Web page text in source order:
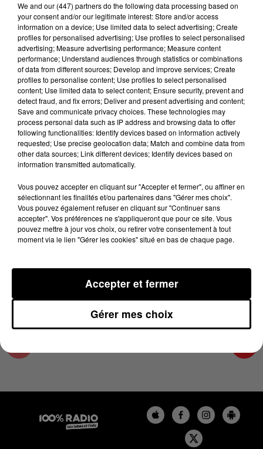
Lecture (2 min 19 sec)
100%
28 mars 2023 - 2 min 19 sec
LES INFOS DE L'ARIEGE DU 28/03/2023 À
14H00
Podcasts infos de l'Ariège
We and our (447) partnersdo the following data processing based on
your consent and/or our legitimate interest: Store and/or access
information on a device; Use limited data to select advertising; Create
profiles for personalised advertising; Use profiles to select personalised
advertising; Measure advertising performance; Measure content
performance; Understand audiences through statistics or combinations
of data from different sources; Develop and improve services; Create
profiles to personalise content; Use profiles to select personalised
content; Use limited data to select content; Ensure security, prevent and
detect fraud, and fix errors; Deliver and present advertising and content;
Save and communicate privacy choices. These technologies may
process personal data such as IP address and browsing data to offer
following functionalities: Identify devices based on information actively
requested; Use precise geolocation data; Match and combine data from
other data sources; Link different devices; Identify devices based on
information transmitted automatically.
Vous pouvez accepter en cliquant sur "Accepter et fermer", ou affiner en
sélectionnant les finalités et/ou partenaires dans "Gérer mes choix".
Vous pouvez également refuser en cliquant sur "Continuer sans
accepter". Vos préférences ne s'appliqueront que pour ce site. Vous
pouvez mettre à jour vos choix, ou retirer votre consentement à tout
moment via le lien "Gérer les cookies" situé en bas de chaque page.
Gérer mes choix
Accepter et fermer